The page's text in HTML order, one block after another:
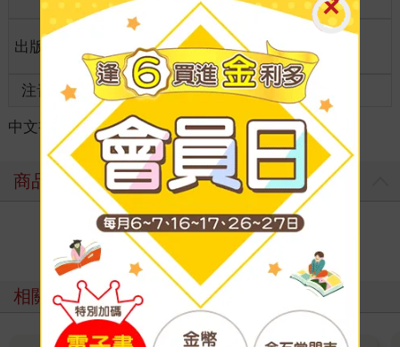
出版地
適讀年
齡
全齡適讀
注音 級別
中文書 ＞ 宗教命理 ＞ 命理 ＞ 紫微斗數
商品評價
寫評價
相關主題